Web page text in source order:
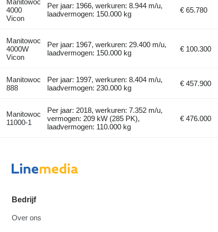
4000
Vicon
Per jaar: 1966, werkuren: 8.944 m/u,
laadvermogen: 150.000 kg
€ 65.780
Manitowoc
4000W
Vicon
Per jaar: 1967, werkuren: 29.400 m/u,
laadvermogen: 150.000 kg
€ 100.300
Manitowoc
888
Per jaar: 1997, werkuren: 8.404 m/u,
laadvermogen: 230.000 kg
€ 457.900
Manitowoc
11000-1
Per jaar: 2018, werkuren: 7.352 m/u,
vermogen: 209 kW (285 PK),
laadvermogen: 110.000 kg
€ 476.000
Bedrijf
Over ons